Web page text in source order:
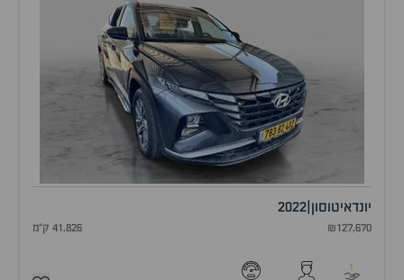
יונדאיטוסון 2022
₪127,670 41,826 ק"מ
1